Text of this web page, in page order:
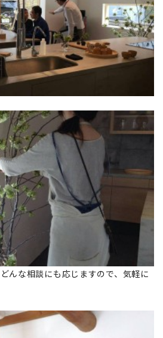
んな相談にも応じますので、気軽に